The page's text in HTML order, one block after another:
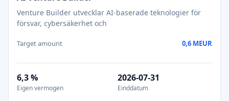
Venture Builder utvecklar AI-baserade teknologier för
försvar, cybersäkerhet och
Target amount 0,6 MEUR
6,3 %
Eigen vermogen
2026-07-31
Einddatum